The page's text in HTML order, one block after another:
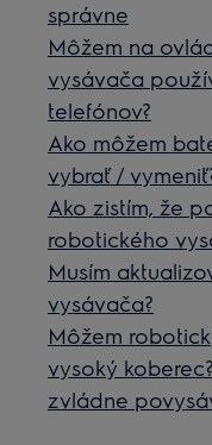
správne
Môžem na
vysávača
telefónov?
Ako môžem
vybrať /
Ako zistím, že
robotického
Musím
vysávača?
Môžem
vysoký
zvládne